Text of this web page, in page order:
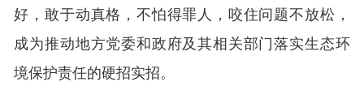
好，敢于动真格，不怕得罪人，咬住问题不放松，
成为推动地方党委和政府及其相关部门落实生态环
境保护责任的硬招实招。